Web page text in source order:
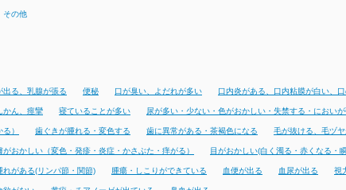
その他
出る、乳腺が張る 便秘 口が臭い、よだれが多い 口内炎がある、口内粘膜が白い、
かん、痙攣 寝ていることが多い 尿が多い・少ない・色がおかしい・失禁する・におい
） 歯ぐきが腫れる・変色する 歯に異常がある・茶褐色になる 毛が抜ける、毛ヅ
がおかしい（変色・発疹・炎症・かさぶた・痒がる） 目がおかしい(白く濁る・赤くなる・
れがある(リンパ節・関節) 腫瘍・しこりができている 血便が出る 血尿が出る 視